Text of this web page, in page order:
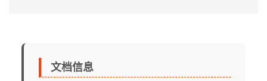
文档信息